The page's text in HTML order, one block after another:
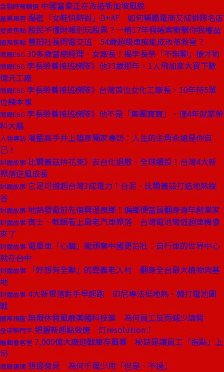
金融時報精選 中國富豪正在改造新加坡風貌
產業風雲 揭密「女鞋快時尚」D+AF 如何稱霸電商又成排隊名店
投資焦點 股民不懂財報別玩股票？一樁17年假帳案衝擊你我權益
國際焦點 豐田社長閃電交班 54歲超級車痴能成改革救星？
商周ESG 30多歲當總經理、女廠長！揭李長榮「不無聊」搶才術
商周ESG 李長榮養接班梯隊》他33歲那年，1人飛加拿大買下數
億元工廠
商周ESG 李長榮養接班梯隊》台灣首位女化工廠長，10年待5單
位練本事
商周ESG 李長榮養接班梯隊》他不是「集團寶寶」，僅4年就掌榮
科大腦
人物專訪 灌籃高手井上雄彥獨家專訪：人生的主角永遠是你自
己！
封面故事 比爾蓋茲拚花東》去台化退散、全球續投！台灣4大新
聚落逆風成長
封面故事 它足可撐起台灣3成電力！台泥、比爾蓋茲打造地熱縱
谷
封面故事 地熱發電前先復興溫泉鄉！偏鄉便當員翻身青年創業家
封面故事 賓士、軟銀看上最老汽車聚落 台灣電池彎道超車機會
來了
封面故事 電單車「心臟」龍頭棄中國更茁壯：自行車的世界中心
就在台中
封面故事
「好想有全聯」的嘉義老人村 翻身全台最大植物肉基
地
封面故事 4大新聚落對手早起跑 印尼專法挺地熱、韓打電池團
戰
國際視窗 無限休假風靡美國科技業 為何員工反而減少請假
全球熱門字 把握新起點效應 訂resolution！
編輯會客室 7,000億大廠迎戰庫存風暴 秘訣是讓員工「指點」上
司
商周書摘 想提意見 為何千萬少用「但是、不過」